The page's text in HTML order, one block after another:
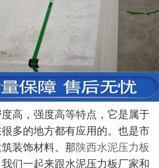
高，强度高等特点，它是属于
多的地方都有应用的。也是市
装饰材料。那 陕西水泥压力板
们一起来跟水泥压力板厂家和